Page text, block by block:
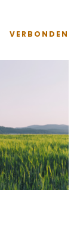
VERBONDEN